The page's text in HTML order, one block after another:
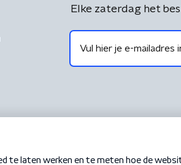
Elke zaterdag het